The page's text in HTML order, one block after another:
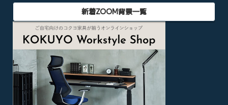
新着ZOOM背景一覧